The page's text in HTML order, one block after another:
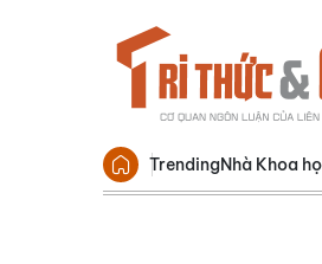
TrendingNhà Khoa